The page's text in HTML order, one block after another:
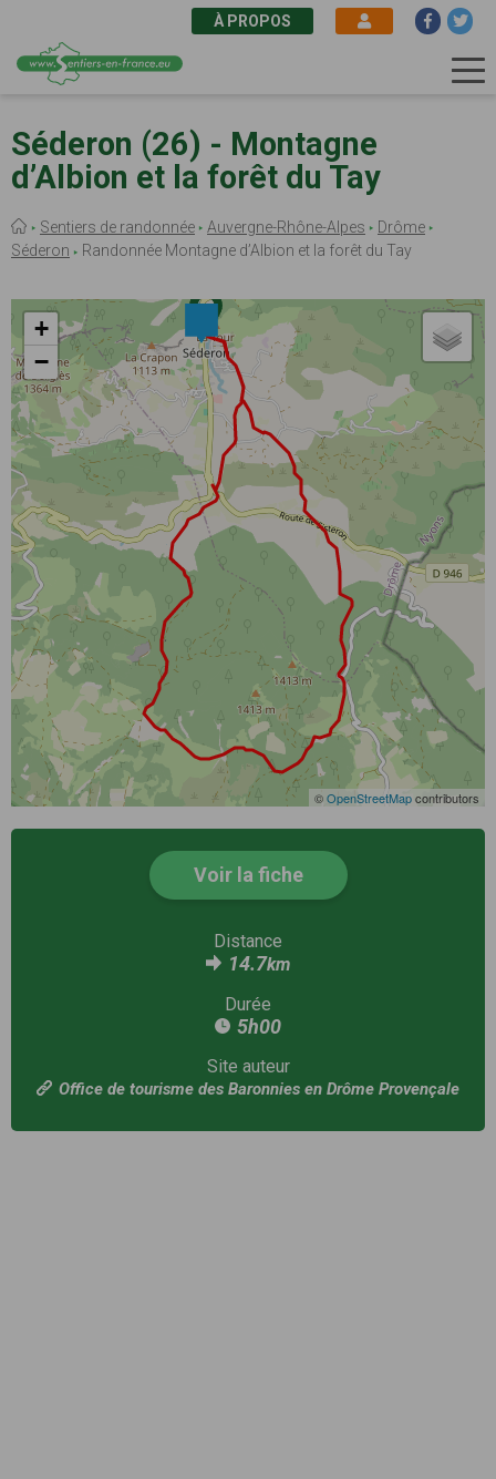
au
contenu
principal
À PROPOS
Séderon (26) - Montagne
d’Albion et la forêt du Tay
Fil
d'Ariane
Sentiers de randonnée Auvergne-Rhône-Alpes
Drôme
Séderon
Randonnée Montagne d’Albion et la forêt du Tay
+
−
©OpenStreetMapcontributors
Voir la fiche
Distance
14.7km
Durée
5h00
Site auteur
Office de tourisme des Baronnies en Drôme Provençale